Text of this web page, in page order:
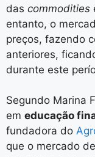
das commodities
entanto, o
preços, fazendo
anteriores,
durante este
Segundo Marina
em educação
fundadora do
que o mercado de